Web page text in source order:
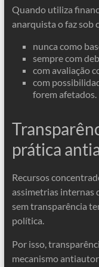
Quando utiliza
anarquista o faz sob
nunca como
sempre com
com avaliação
com
forem afetados.
prática
Recursos
assimetrias internas
sem transparência
política.
Por isso,
mecanismo